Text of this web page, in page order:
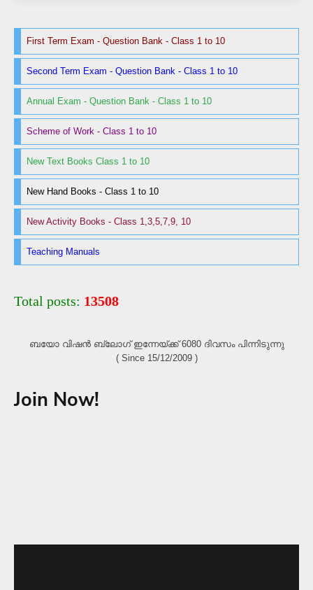
First Term Exam - Question Bank - Class 1 to 10
Second Term Exam - Question Bank - Class 1 to 10
Annual Exam - Question Bank - Class 1 to 10
Scheme of Work - Class 1 to 10
New Text Books Class 1 to 10
New Hand Books - Class 1 to 10
New Activity Books - Class 1,3,5,7,9, 10
Teaching Manuals
Total posts: 13508
ബയോ വിഷൻ ബ്ലോഗ്‌ ഇന്നേയ്ക്ക് 6080 ദിവസം പിന്നിടുന്നു
( Since 15/12/2009 )
Join Now!